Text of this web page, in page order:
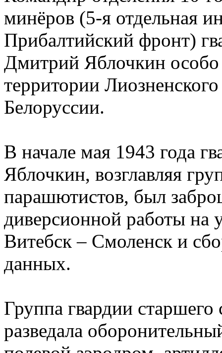
минёров (5-я отдельная
Прибалтийский фронт)
Дмитрий Яблочкин особо
территории
Белоруссии.
В начале мая 1943 года
Яблочкин, возглавляя
парашютистов, был
диверсионной работы на
Витебск – Смоленск и
данных.
Группа гвардии
разведала